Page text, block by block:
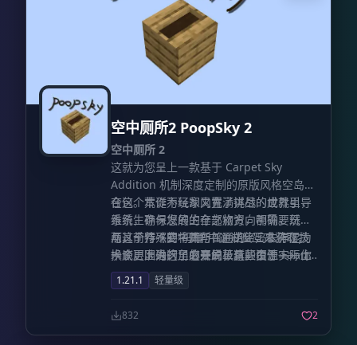
满了不同的气候带与生物群系。每一种稀
有矿物和植被都隐藏在特定的地理环境
中，等待着勇敢者的足迹。
了征服遥远的距离，整合包引入了
沉浸式飞机
翔天际，这些交通工具都将助你拓展文明
的边界。 7. 循循善诱的指引系统
任务线：为了打破群峦传说“劝退”、“极度
硬核”的刻板印象，我们精心设计了一套详
尽的任务指引。从初次进入世界的迷茫，
到深入地底乃至探索下界的宏伟征途，任
务书将如导师般指引你的每一步，助新手
玩家平稳度过从石器到铁器的艰难时期。
目标玩家群体硬核挑战者：如果你已厌倦
了原版的安逸，渴望因为缺水、骨折或食
物腐败而陷入绝境的真实感，这里是你的
杂流水线、构建精密机械结构，并享受看
着齿轮转动、传送带运行的玩家，机械动
空中厕所2 PoopSky 2
空中厕所 2
这就为您呈上一款基于 Carpet Sky
Addition 机制深度定制的原版风格空岛整
合包。本作为玩家内置了详尽的成就引导
系统，确保您的生存之旅方向明确。然
而，千万不要将其与普通的空岛生存混为
一谈，因为这里的开局极具颠覆性——你
将置身于虚空之中，脚下仅有一个单方
块：马桶。
在这个荒诞不经却又充满挑战的世界里，
维系生存与发展的全部物资，都需要玩家
从这个特殊的“马桶”中通过交互来获取；
换个更准确的角度来说，这些资源实际上
源于玩家自身的生理活动与循环。
与其前作《空中厕所 1》相比，本作在技
术底层上进行了必要的革新。由于 Fabric
版本的 KubeJS 插件已经停止更新维护，
为了让玩家能够在 Minecraft 1.21.1 版本
中继续这段奇妙的旅程，《空中厕所》的
核心功能机制已全面重构，现改为由专门
1.21.1 轻量级
832 2